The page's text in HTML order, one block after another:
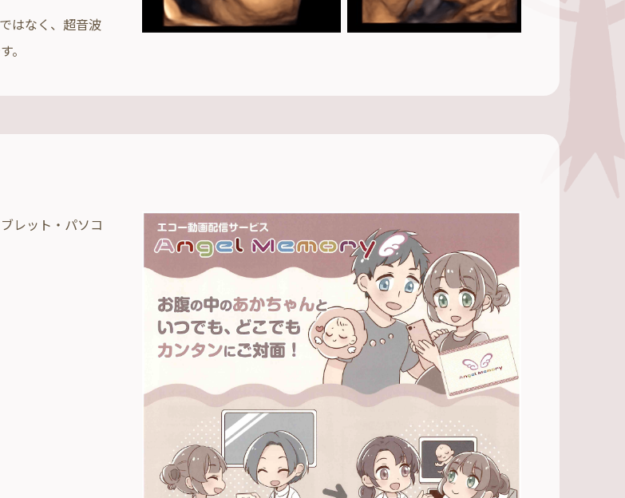
はなく、超音波
。
レット・パソコ